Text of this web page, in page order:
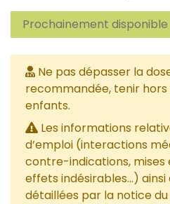
Prochainement disponible
Ne pas dépasser la
recommandée, tenir
enfants.
Les informations
d’emploi (interactions
contre-indications, mises
effets indésirables...)
détaillées par la notice